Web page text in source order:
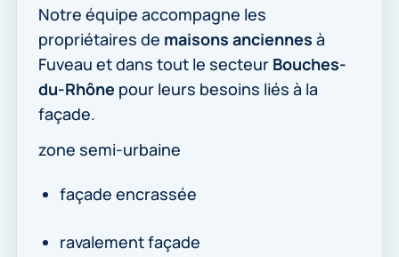
Notre équipe accompagne les
propriétaires de maisons anciennes à
Fuveau et dans tout le secteur Bouches-
du-Rhône pour leurs besoins liés à la
façade.
zone semi-urbaine
façade encrassée
ravalement façade